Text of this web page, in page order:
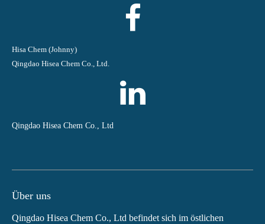
Hisa Chem (Johnny)
Qingdao Hisea Chem Co., Ltd.
Qingdao Hisea Chem Co., Ltd
Über uns
Qingdao Hisea Chem Co., Ltd befindet sich im östlichen